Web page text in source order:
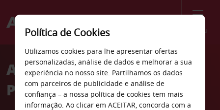
Menu
Welcome
AvisAluguer de carros Ascoli
Piceno
Política de Cookies
Utilizamos cookies para lhe apresentar ofertas
personalizadas, análise de dados e melhorar a sua
experiência no nosso site. Partilhamos os dados
com parceiros de publicidade e análise de
confiança – a nossa política de cookies tem mais
informação. Ao clicar em ACEITAR, concorda com a